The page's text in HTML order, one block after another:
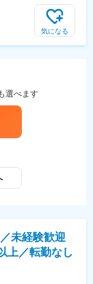
円～508,000円＜
ルを考慮して決
す。■昇給：年1回
気になる
選べます
未経験歓迎
上／転勤なし